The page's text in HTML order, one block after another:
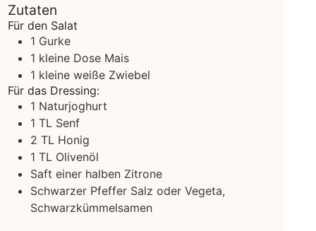
Zutaten
Für den Salat
1 Gurke
1 kleine Dose Mais
1 kleine weiße Zwiebel
Für das Dressing:
1 Naturjoghurt
1 TL Senf
2 TL Honig
1 TL Olivenöl
Saft einer halben Zitrone
Schwarzer Pfeffer Salz oder Vegeta,
Schwarzkümmelsamen